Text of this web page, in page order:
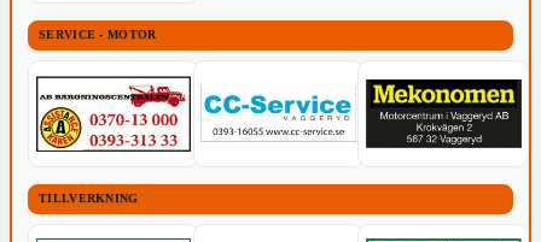
SERVICE - MOTOR
TILLVERKNING